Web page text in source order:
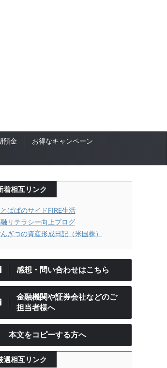
預金
お得なキャンペーン
着相互リンク
ぱぱのサイドFIRE生活
リテラシー向上ブログ
ぎつの資産形成日記（米国株）
感想・問い合わせはこちら
金融機関や証券会社などのご
担当者様へ
本文をコピーする方へ
選相互リンク